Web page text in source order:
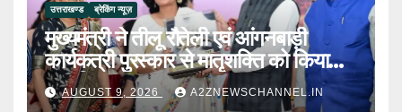
उत्तराखण्ड ब्रेकिंग न्यूज़
मुख्यमंत्री ने तीलू रौतेली एवं आंगनबाड़ी
कार्यकत्री पुरस्कार से मातृशक्ति को किया
सम्मानित
AUGUST 9, 2026 A2ZNEWSCHANNEL.IN